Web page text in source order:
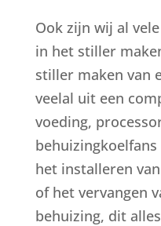
Ook zijn wij al
in het stiller
stiller maken van
veelal uit een
voeding,
het installeren
of het vervangen
behuizing, dit